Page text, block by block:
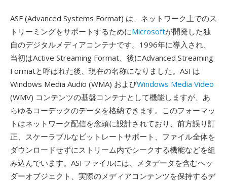
ASF (Advanced Systems Format) は、ネットワーク上でのス
トリーミングをサポートするためにMicrosoftが開発した独
自のデジタルメディアコンテナです。1996年に導入され、
当初はActive Streaming Format、後にAdvanced Streaming
Formatと呼ばれた後、現在の名称になりました。ASFは
Windows Media Audio (WMA) およびWindows Media Video
(WMV) コンテンツの基盤コンテナとして機能しますが、あ
らゆるコーデックのデータを格納できます。このフォーマッ
トはネットワーク配信を念頭に設計されており、前方誤り訂
正、スケーラブルなビットレートサポート、ファイル全体を
ダウンロードせずにストリーム内でシークする機能などを組
み込んでいます。ASFファイルには、メタデータを含むヘッ
ダーオブジェクト、実際のメディアコンテンツを保持するデ